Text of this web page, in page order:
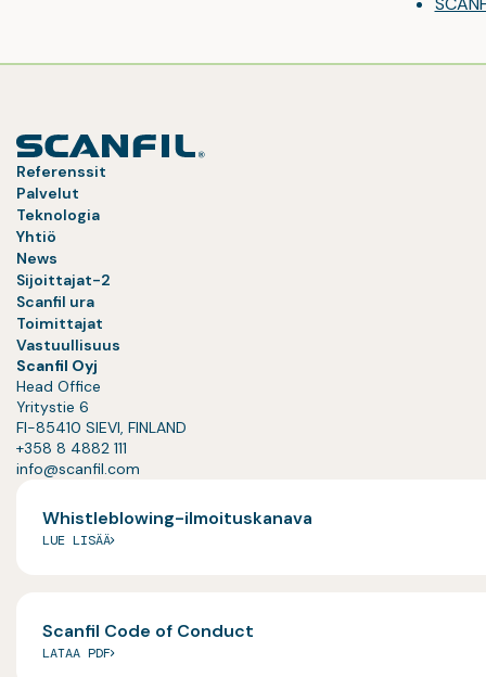
Referenssit
Palvelut
Teknologia
Yhtiö
News
Sijoittajat-2
Scanfil ura
Toimittajat
Vastuullisuus
Scanfil Oyj
Head Office
Yritystie 6
FI-85410 SIEVI, FINLAND
+358 8 4882 111
info@scanfil.com
Whistleblowing-ilmoituskanava
LUE LISÄÄ
Scanfil Code of Conduct
LATAA PDF